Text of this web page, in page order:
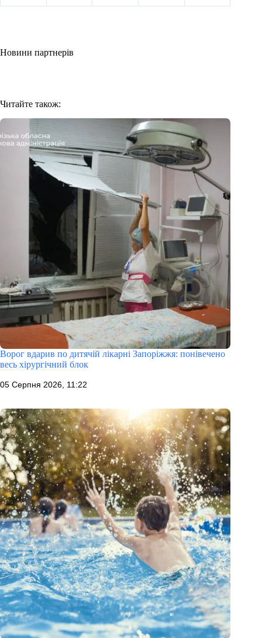
Новини партнерів
Читайте також:
Ворог вдарив по дитячій лікарні Запоріжжя: понівечено
весь хірургічний блок
05 Серпня 2026, 11:22